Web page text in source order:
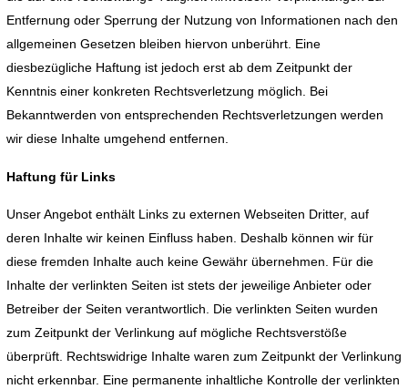
Entfernung oder Sperrung der Nutzung von Informationen nach den
allgemeinen Gesetzen bleiben hiervon unberührt. Eine
diesbezügliche Haftung ist jedoch erst ab dem Zeitpunkt der
Kenntnis einer konkreten Rechtsverletzung möglich. Bei
Bekanntwerden von entsprechenden Rechtsverletzungen werden
wir diese Inhalte umgehend entfernen.
Haftung für Links
Unser Angebot enthält Links zu externen Webseiten Dritter, auf
deren Inhalte wir keinen Einfluss haben. Deshalb können wir für
diese fremden Inhalte auch keine Gewähr übernehmen. Für die
Inhalte der verlinkten Seiten ist stets der jeweilige Anbieter oder
Betreiber der Seiten verantwortlich. Die verlinkten Seiten wurden
zum Zeitpunkt der Verlinkung auf mögliche Rechtsverstöße
überprüft. Rechtswidrige Inhalte waren zum Zeitpunkt der Verlinkung
nicht erkennbar. Eine permanente inhaltliche Kontrolle der verlinkten